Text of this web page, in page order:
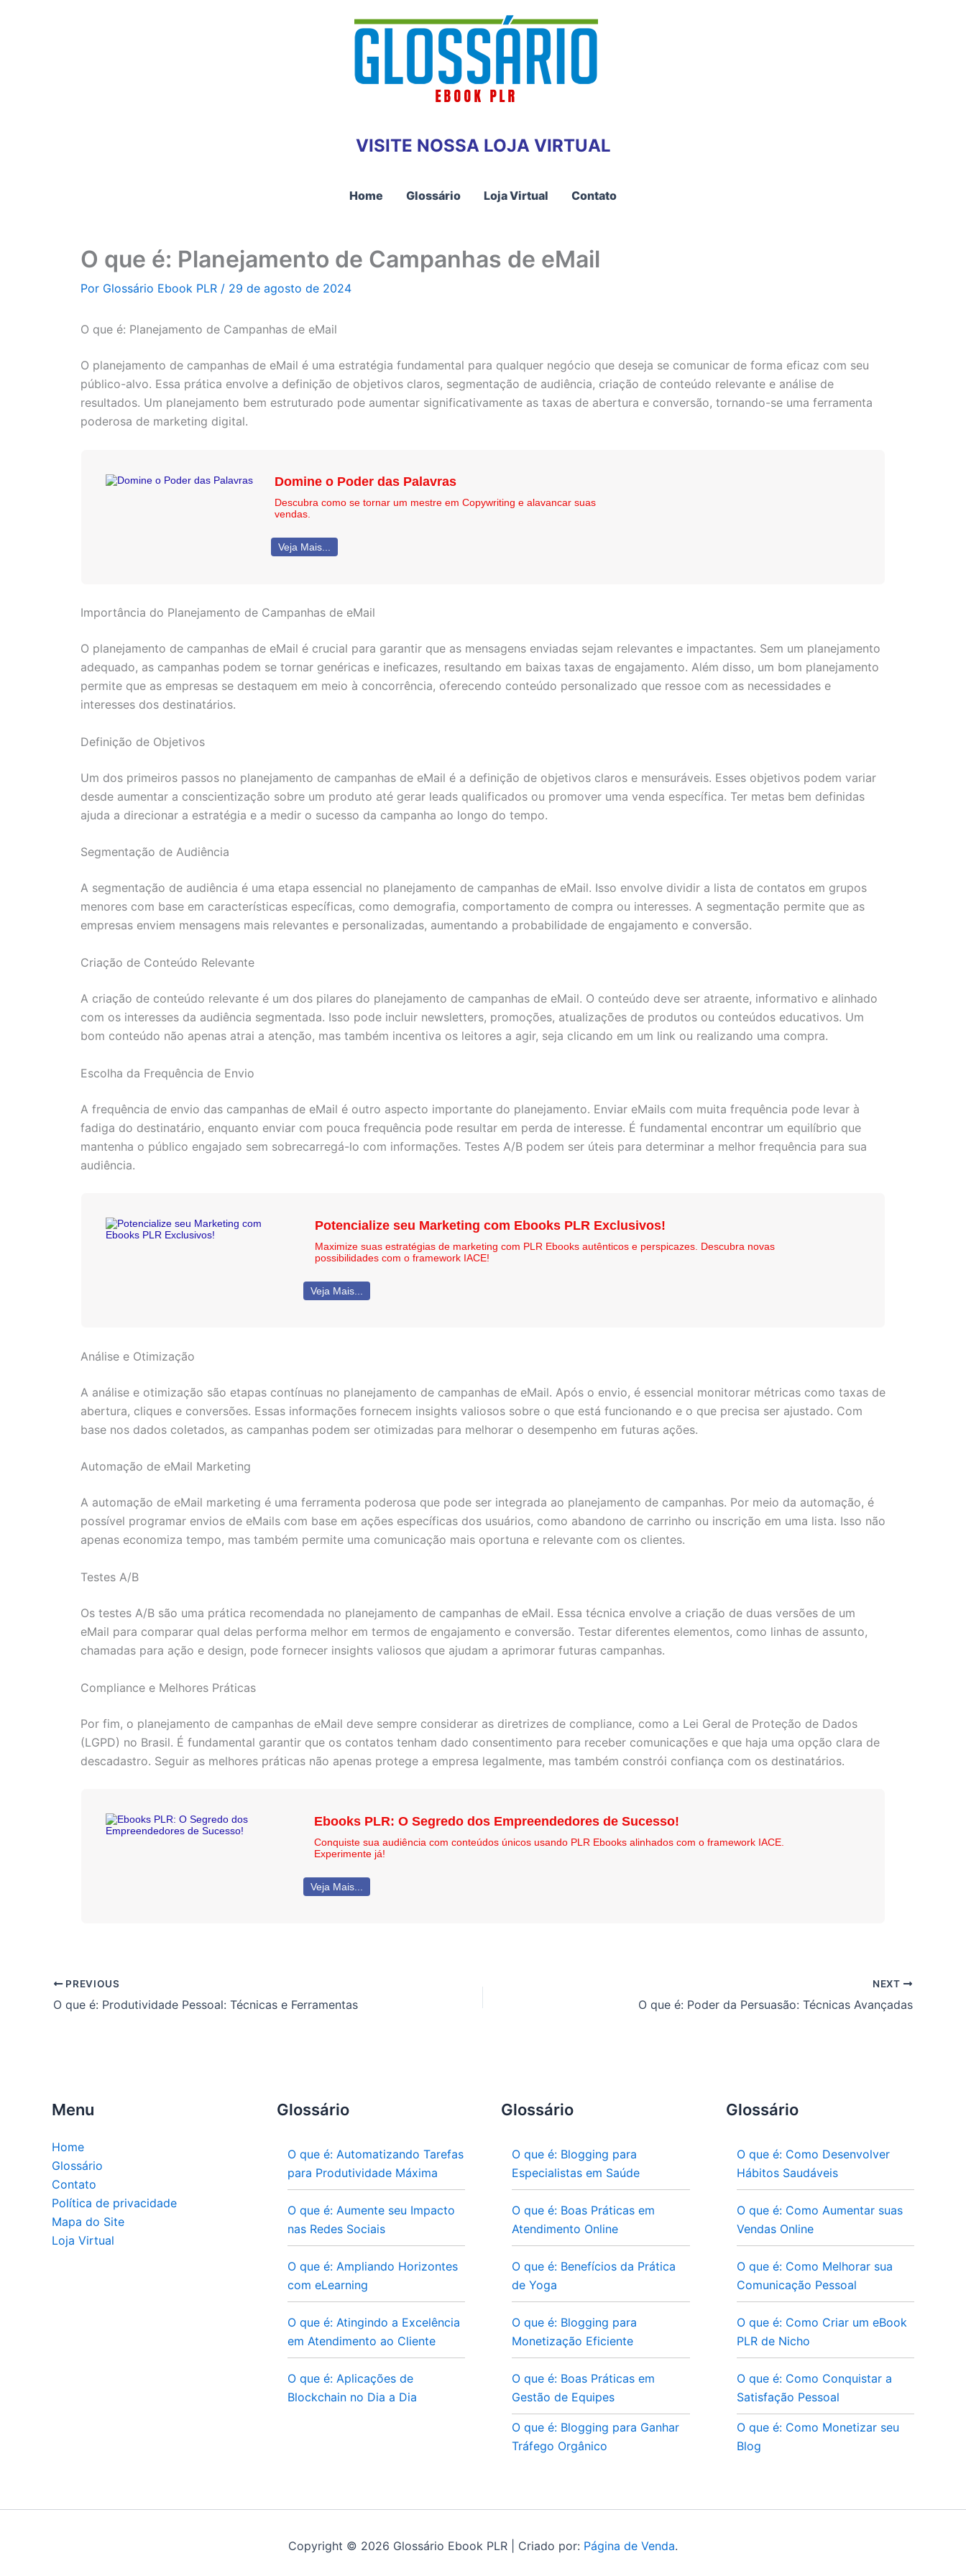
VISITE NOSSA LOJA VIRTUAL
Home Glossário Loja Virtual Contato
O que é: Planejamento de Campanhas de eMail
Por Glossário Ebook PLR / 29 de agosto de 2024
O que é: Planejamento de Campanhas de eMail
O planejamento de campanhas de eMail é uma estratégia fundamental para qualquer negócio que deseja se comunicar de forma eficaz com seu
público-alvo. Essa prática envolve a definição de objetivos claros, segmentação de audiência, criação de conteúdo relevante e análise de
resultados. Um planejamento bem estruturado pode aumentar significativamente as taxas de abertura e conversão, tornando-se uma ferramenta
poderosa de marketing digital.
Domine o Poder das Palavras
Descubra como se tornar um mestre em Copywriting e alavancar suas
vendas.
Veja Mais...
Importância do Planejamento de Campanhas de eMail
O planejamento de campanhas de eMail é crucial para garantir que as mensagens enviadas sejam relevantes e impactantes. Sem um planejamento
adequado, as campanhas podem se tornar genéricas e ineficazes, resultando em baixas taxas de engajamento. Além disso, um bom planejamento
permite que as empresas se destaquem em meio à concorrência, oferecendo conteúdo personalizado que ressoe com as necessidades e
interesses dos destinatários.
Definição de Objetivos
Um dos primeiros passos no planejamento de campanhas de eMail é a definição de objetivos claros e mensuráveis. Esses objetivos podem variar
desde aumentar a conscientização sobre um produto até gerar leads qualificados ou promover uma venda específica. Ter metas bem definidas
ajuda a direcionar a estratégia e a medir o sucesso da campanha ao longo do tempo.
Segmentação de Audiência
A segmentação de audiência é uma etapa essencial no planejamento de campanhas de eMail. Isso envolve dividir a lista de contatos em grupos
menores com base em características específicas, como demografia, comportamento de compra ou interesses. A segmentação permite que as
empresas enviem mensagens mais relevantes e personalizadas, aumentando a probabilidade de engajamento e conversão.
Criação de Conteúdo Relevante
A criação de conteúdo relevante é um dos pilares do planejamento de campanhas de eMail. O conteúdo deve ser atraente, informativo e alinhado
com os interesses da audiência segmentada. Isso pode incluir newsletters, promoções, atualizações de produtos ou conteúdos educativos. Um
bom conteúdo não apenas atrai a atenção, mas também incentiva os leitores a agir, seja clicando em um link ou realizando uma compra.
Escolha da Frequência de Envio
A frequência de envio das campanhas de eMail é outro aspecto importante do planejamento. Enviar eMails com muita frequência pode levar à
fadiga do destinatário, enquanto enviar com pouca frequência pode resultar em perda de interesse. É fundamental encontrar um equilíbrio que
mantenha o público engajado sem sobrecarregá-lo com informações. Testes A/B podem ser úteis para determinar a melhor frequência para sua
audiência.
Potencialize seu Marketing com Ebooks PLR Exclusivos!
Maximize suas estratégias de marketing com PLR Ebooks autênticos e perspicazes. Descubra novas
possibilidades com o framework IACE!
Veja Mais...
Análise e Otimização
A análise e otimização são etapas contínuas no planejamento de campanhas de eMail. Após o envio, é essencial monitorar métricas como taxas de
abertura, cliques e conversões. Essas informações fornecem insights valiosos sobre o que está funcionando e o que precisa ser ajustado. Com
base nos dados coletados, as campanhas podem ser otimizadas para melhorar o desempenho em futuras ações.
Automação de eMail Marketing
A automação de eMail marketing é uma ferramenta poderosa que pode ser integrada ao planejamento de campanhas. Por meio da automação, é
possível programar envios de eMails com base em ações específicas dos usuários, como abandono de carrinho ou inscrição em uma lista. Isso não
apenas economiza tempo, mas também permite uma comunicação mais oportuna e relevante com os clientes.
Testes A/B
Os testes A/B são uma prática recomendada no planejamento de campanhas de eMail. Essa técnica envolve a criação de duas versões de um
eMail para comparar qual delas performa melhor em termos de engajamento e conversão. Testar diferentes elementos, como linhas de assunto,
chamadas para ação e design, pode fornecer insights valiosos que ajudam a aprimorar futuras campanhas.
Compliance e Melhores Práticas
Por fim, o planejamento de campanhas de eMail deve sempre considerar as diretrizes de compliance, como a Lei Geral de Proteção de Dados
(LGPD) no Brasil. É fundamental garantir que os contatos tenham dado consentimento para receber comunicações e que haja uma opção clara de
descadastro. Seguir as melhores práticas não apenas protege a empresa legalmente, mas também constrói confiança com os destinatários.
Ebooks PLR: O Segredo dos Empreendedores de Sucesso!
Conquiste sua audiência com conteúdos únicos usando PLR Ebooks alinhados com o framework IACE.
Experimente já!
Veja Mais...
PREVIOUS
O que é: Produtividade Pessoal: Técnicas e Ferramentas
NEXT
O que é: Poder da Persuasão: Técnicas Avançadas
Menu
Home
Glossário
Contato
Política de privacidade
Mapa do Site
Loja Virtual
Glossário
O que é: Automatizando Tarefas
para Produtividade Máxima
O que é: Aumente seu Impacto
nas Redes Sociais
O que é: Ampliando Horizontes
com eLearning
O que é: Atingindo a Excelência
em Atendimento ao Cliente
O que é: Aplicações de
Blockchain no Dia a Dia
Glossário
O que é: Blogging para
Especialistas em Saúde
O que é: Boas Práticas em
Atendimento Online
O que é: Benefícios da Prática
de Yoga
O que é: Blogging para
Monetização Eficiente
O que é: Boas Práticas em
Gestão de Equipes
O que é: Blogging para Ganhar
Tráfego Orgânico
Glossário
O que é: Como Desenvolver
Hábitos Saudáveis
O que é: Como Aumentar suas
Vendas Online
O que é: Como Melhorar sua
Comunicação Pessoal
O que é: Como Criar um eBook
PLR de Nicho
O que é: Como Conquistar a
Satisfação Pessoal
O que é: Como Monetizar seu
Blog
Copyright © 2026 Glossário Ebook PLR | Criado por: Página de Venda.